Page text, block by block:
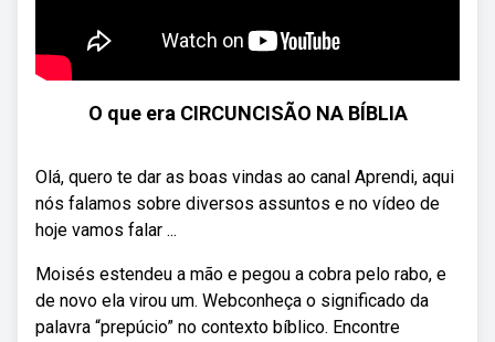
O que era CIRCUNCISÃO NA BÍBLIA
Olá, quero te dar as boas vindas ao canal Aprendi, aqui
nós falamos sobre diversos assuntos e no vídeo de
hoje vamos falar ...
Moisés estendeu a mão e pegou a cobra pelo rabo, e
de novo ela virou um. Webconheça o significado da
palavra “prepúcio” no contexto bíblico. Encontre